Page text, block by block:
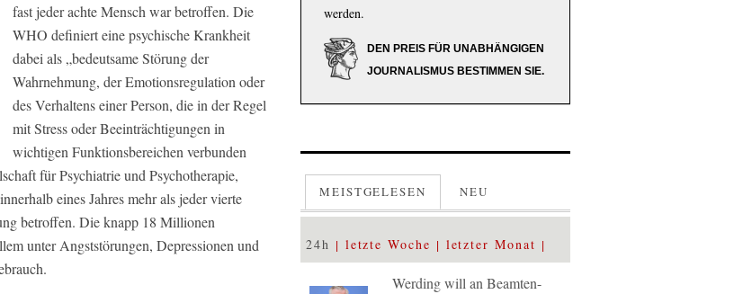
fast jeder achte Mensch war betroffen. Die
WHO definiert eine psychische Krankheit
dabei als „bedeutsame Störung der
Wahrnehmung, der Emotionsregulation oder
des Verhaltens einer Person, die in der Regel
mit Stress oder Beeinträchtigungen in
wichtigen Funktionsbereichen verbunden
für Psychiatrie und Psychotherapie,
eines Jahres mehr als jeder vierte
betroffen. Die knapp 18 Millionen
unter Angststörungen, Depressionen und
werden.
DEN PREIS FÜR UNABHÄNGIGEN
JOURNALISMUS BESTIMMEN SIE.
MEISTGELESEN NEU
24h letzte Woche letzter Monat
Werding will an Beamten-